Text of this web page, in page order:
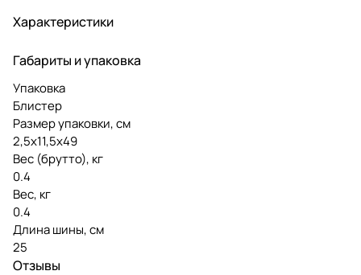
Характеристики
Габариты и упаковка
Упаковка
Блистер
Размер упаковки, см
2,5х11,5х49
Вес (брутто), кг
0.4
Вес, кг
0.4
Длина шины, см
25
Отзывы